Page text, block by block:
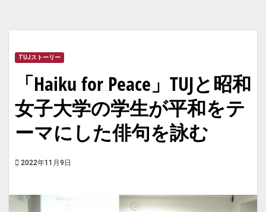
TUJストーリー
「Haiku for Peace」TUJと昭和
女子大学の学生が平和をテ
ーマにした俳句を詠む
2022年11月9日